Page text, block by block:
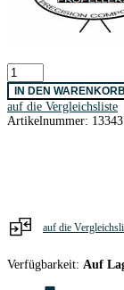
APC
Slow
Fly
8x4,7
Menge
IN DEN WARENKORB
auf die Vergleichsliste
Artikelnummer:
auf die
Verfügbarkeit: Auf